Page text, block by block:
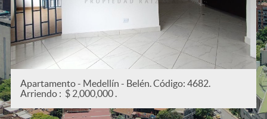
Apartamento - Medellín - San Joaquín. Código:
Arriendo : $ 2,200,000 .